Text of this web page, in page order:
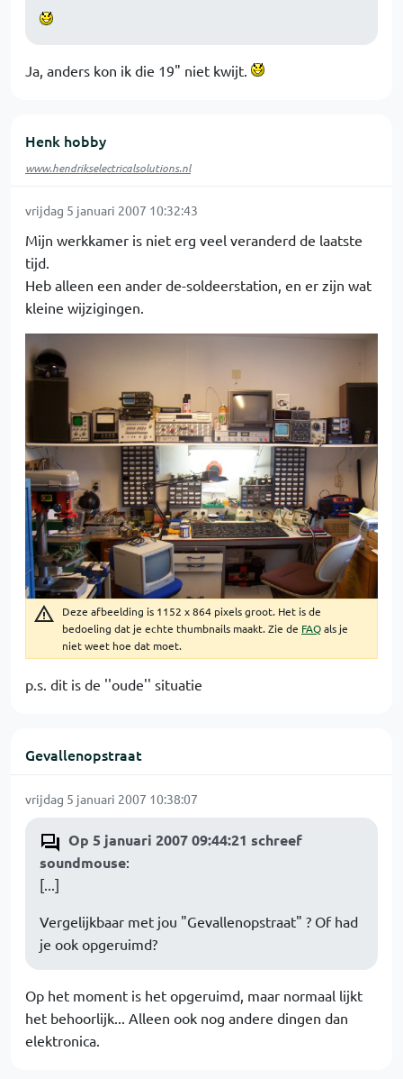
Ja, anders kon ik die 19" niet kwijt.
Henk hobby
www.hendrikselectricalsolutions.nl
vrijdag 5 januari 2007 10:32:43
Mijn werkkamer is niet erg veel veranderd de laatste
tijd.
Heb alleen een ander de-soldeerstation, en er zijn wat
kleine wijzigingen.
Deze afbeelding is 1152 x 864 pixels groot. Het is de
bedoeling dat je echte thumbnails maakt. Zie de FAQals je
niet weet hoe dat moet.
p.s. dit is de ''oude'' situatie
Gevallenopstraat
vrijdag 5 januari 2007 10:38:07
Op 5 januari 2007 09:44:21 schreef
soundmouse:
[...]
Vergelijkbaar met jou "Gevallenopstraat" ? Of had
je ook opgeruimd?
Op het moment is het opgeruimd, maar normaal lijkt
het behoorlijk... Alleen ook nog andere dingen dan
elektronica.